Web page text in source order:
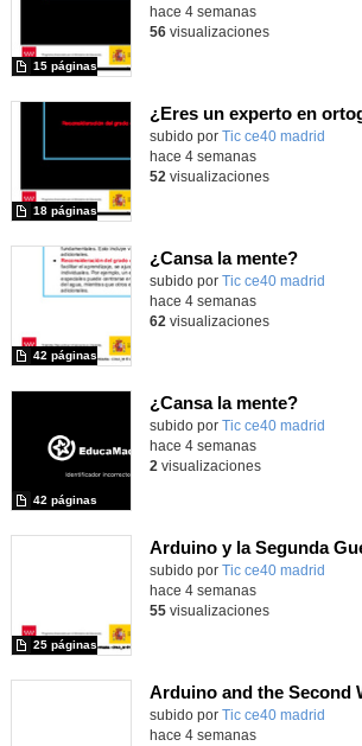
15 páginas
hace 4 semanas
56visualizaciones
¿Eres un experto en
subido por Tic ce40 madrid
18 páginas
hace 4 semanas
52 visualizaciones
¿Cansa la mente?
subido por Tic ce40 madrid
42 páginas
hace 4 semanas
62 visualizaciones
¿Cansa la mente?
subido por Tic ce40 madrid
42 páginas
hace 4 semanas
2 visualizaciones
Arduino y la Segunda
subido por Tic ce40 madrid
25 páginas
hace 4 semanas
55visualizaciones
Arduino and the Second
subido por Tic ce40 madrid
hace 4 semanas